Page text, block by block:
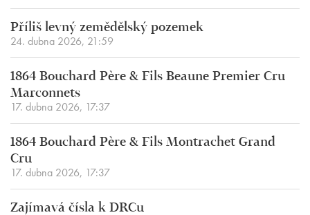
Příliš levný zemědělský pozemek
24. dubna 2026, 21:59
1864 Bouchard Père & Fils Beaune Premier Cru
Marconnets
17. dubna 2026, 17:37
1864 Bouchard Père & Fils Montrachet Grand
Cru
17. dubna 2026, 17:37
Zajímavá čísla k DRCu